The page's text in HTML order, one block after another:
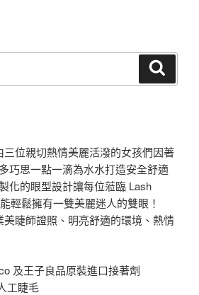
三位親切熱情美麗活潑的女孩們因著
巧思一點一滴為水水打造安全舒適
化的眼型設計讓每位蒞臨 Lash
輕鬆擁有一雙美麗迷人的雙眼！
美睫師證照、明亮舒適的環境、熱情
及王子良品原裝進口接著劑
工睫毛